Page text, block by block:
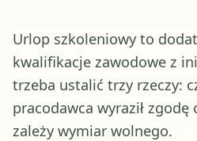
Urlop szkoleniowy to
kwalifikacje zawodowe z
trzeba ustalić trzy rzeczy:
pracodawca wyraził
zależy wymiar wolnego.